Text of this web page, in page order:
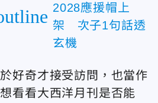
2028應援帽上
架 次子1句話透
玄機
好奇才接受訪問，也當作
看看大西洋月刊是否能